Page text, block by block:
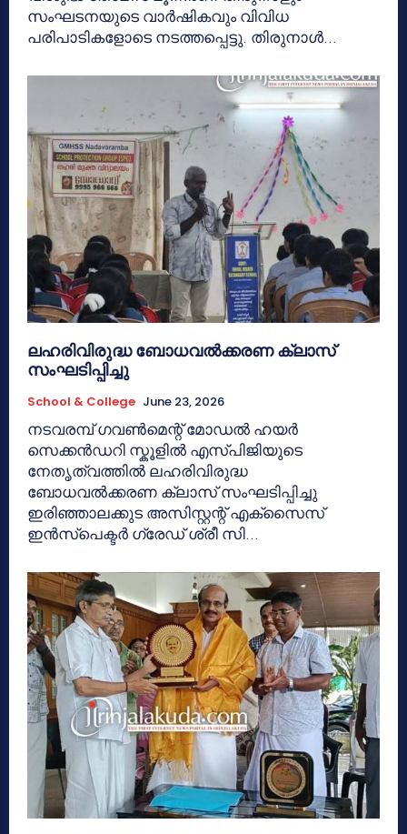
സംഘടനയുടെ വാർഷികവും വിവിധ
പരിപാടികളോടെ നടത്തപ്പെട്ടു. തിരുനാൾ...
ലഹരിവിരുദ്ധ ബോധവൽക്കരണ ക്ലാസ്
സംഘടിപ്പിച്ചു
School & College June 23, 2026
നടവരമ്പ് ഗവൺമെന്റ് മോഡൽ ഹയർ
സെക്കൻഡറി സ്കൂളിൽ എസ്പിജിയുടെ
നേതൃത്വത്തിൽ ലഹരിവിരുദ്ധ
ബോധവൽക്കരണ ക്ലാസ് സംഘടിപ്പിച്ചു
ഇരിഞ്ഞാലക്കുട അസിസ്റ്റന്റ് എക്സൈസ്
ഇൻസ്പെക്ടർ ഗ്രേഡ് ശ്രീ സി...